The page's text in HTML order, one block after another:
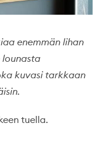
enemmän lihan
lounasta
kuvasi tarkkaan
tuella.